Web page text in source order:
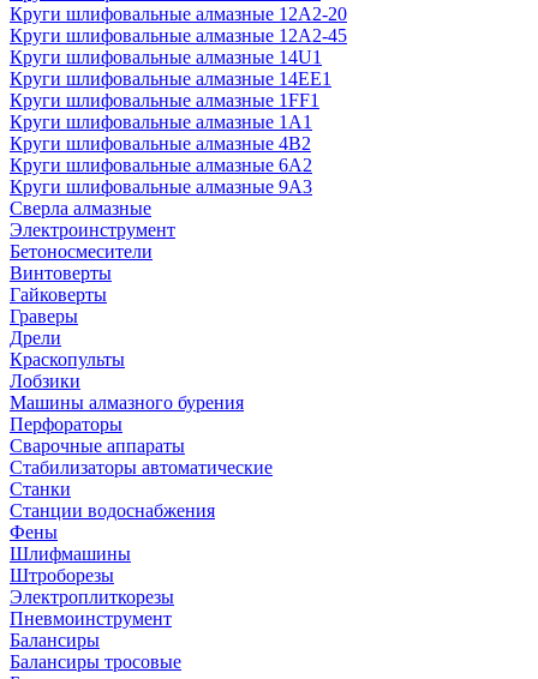
Круги шлифовальные алмазные 12А2-20
Круги шлифовальные алмазные 12А2-45
Круги шлифовальные алмазные 14U1
Круги шлифовальные алмазные 14ЕЕ1
Круги шлифовальные алмазные 1FF1
Круги шлифовальные алмазные 1А1
Круги шлифовальные алмазные 4В2
Круги шлифовальные алмазные 6A2
Круги шлифовальные алмазные 9А3
Сверла алмазные
Электроинструмент
Бетоносмесители
Винтоверты
Гайковерты
Граверы
Дрели
Краскопульты
Лобзики
Машины алмазного бурения
Перфораторы
Сварочные аппараты
Стабилизаторы автоматические
Станки
Станции водоснабжения
Фены
Шлифмашины
Штроборезы
Электроплиткорезы
Пневмоинструмент
Балансиры
Балансиры тросовые